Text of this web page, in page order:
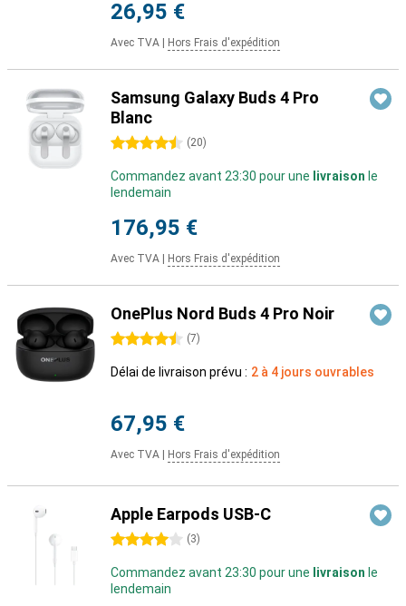
26,95 €
Avec TVA Hors Frais d'expédition
Samsung Galaxy Buds 4 Pro
Blanc
4.5 étoiles (20)
Commandez avant 23:30 pour une livraison le
lendemain
176,95 €
Avec TVA Hors Frais d'expédition
OnePlus Nord Buds 4 Pro Noir
4.5 étoiles (7)
Délai de livraison prévu : 2 à 4 jours ouvrables
67,95 €
Avec TVA Hors Frais d'expédition
Apple Earpods USB-C
4 étoiles (3)
Commandez avant 23:30 pour une livraison le
lendemain